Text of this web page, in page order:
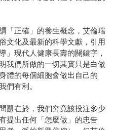
「正確」的養生概念，艾倫瑞
文化及最新的科學文獻，引用
」現代人健康長壽的關鍵字，
我們所做的一切其實只是白做
體的每個細胞會做出自己的
們有利。
題在於，我們究竟該投注多少
提出任何「怎麼做」的忠告